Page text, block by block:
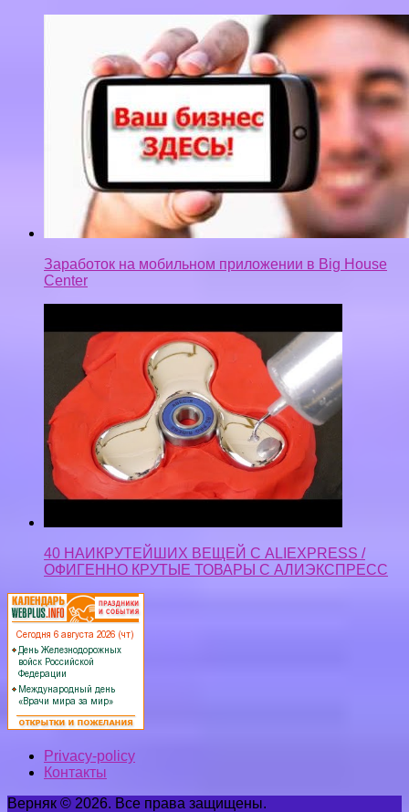
Заработок на мобильном приложении в Big House
Center
40 НАИКРУТЕЙШИХ ВЕЩЕЙ С ALIEXPRESS /
ОФИГЕННО КРУТЫЕ ТОВАРЫ С АЛИЭКСПРЕСС
Privacy-policy
Контакты
Верняк © 2026. Все права защищены.